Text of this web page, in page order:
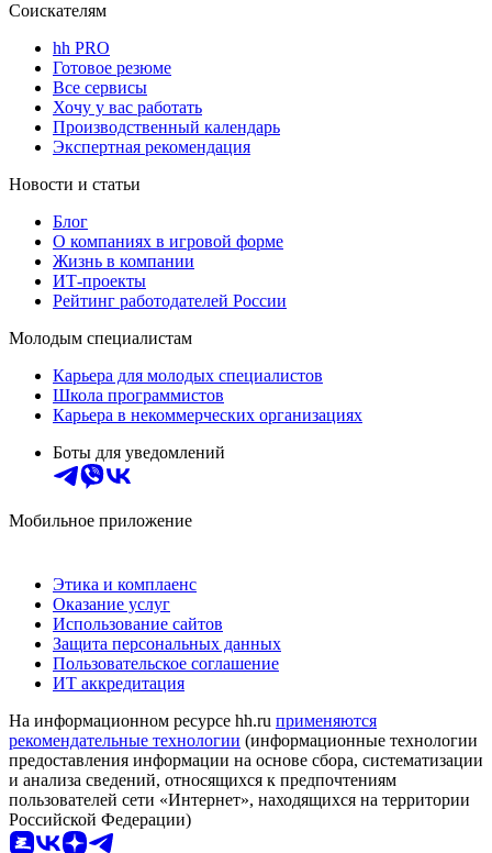
Соискателям
hh PRO
Готовое резюме
Все сервисы
Хочу у вас работать
Производственный календарь
Экспертная рекомендация
Новости и статьи
Блог
О компаниях в игровой форме
Жизнь в компании
ИТ-проекты
Рейтинг работодателей России
Молодым специалистам
Карьера для молодых специалистов
Школа программистов
Карьера в некоммерческих организациях
Боты для уведомлений
Мобильное приложение
Этика и комплаенс
Оказание услуг
Использование сайтов
Защита персональных данных
Пользовательское соглашение
ИТ аккредитация
На информационном ресурсе hh.ru применяются
рекомендательные технологии (информационные технологии
предоставления информации на основе сбора, систематизации
и анализа сведений, относящихся к предпочтениям
пользователей сети «Интернет», находящихся на территории
Российской Федерации)